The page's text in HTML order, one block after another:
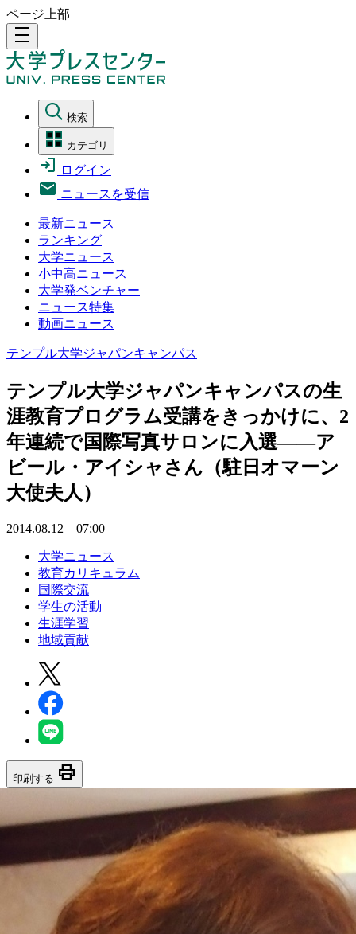
ページ上部
density_medium
検索
カテゴリ
ログイン
ニュースを受信
最新ニュース
ランキング
大学ニュース
小中高ニュース
大学発ベンチャー
ニュース特集
動画ニュース
テンプル大学ジャパンキャンパス
テンプル大学ジャパンキャンパスの生
涯教育プログラム受講をきっかけに、2
年連続で国際写真サロンに入選――ア
ビール・アイシャさん（駐日オマーン
大使夫人）
2014.08.12 07:00
大学ニュース
教育カリキュラム
国際交流
学生の活動
生涯学習
地域貢献
印刷する print